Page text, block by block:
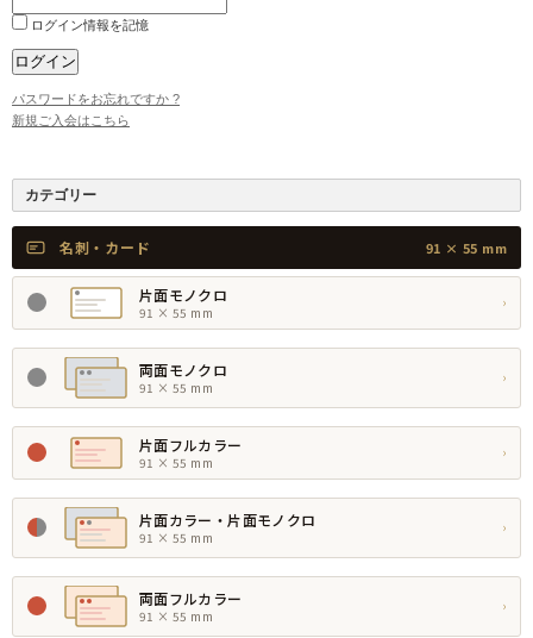
ログイン情報を記憶
パスワードをお忘れですか ?
新規ご入会はこちら
カテゴリー
名刺・カード 91 × 55 mm
片面モノクロ
91 × 55 mm
›
両面モノクロ
91 × 55 mm
›
片面フルカラー
91 × 55 mm
›
片面カラー・片面モノクロ
91 × 55 mm
›
両面フルカラー
91 × 55 mm
›